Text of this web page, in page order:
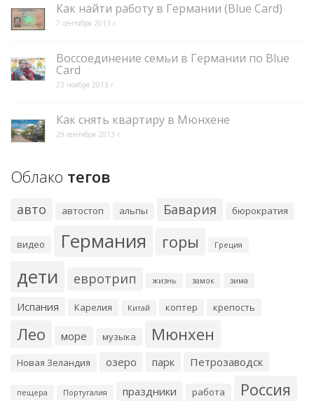
Как найти работу в Германии (Blue Card)
7 сентября 2013 г.
Воссоединение семьи в Германии по Blue
Card
23 ноября 2013 г.
Как снять квартиру в Мюнхене
29 сентября 2013 г.
Облако тегов
авто автостоп альпы Бавария бюрократия
видео Германия горы Греция
дети евротрип жизнь замок зима
Испания Карелия Китай коптер крепость
Лео море музыка Мюнхен
Новая Зеландия озеро парк Петрозаводск
пещера Португалия праздники работа Россия